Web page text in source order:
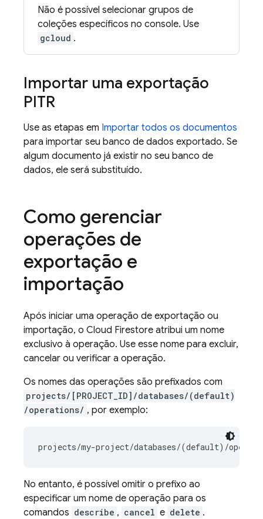
Não é possível selecionar grupos de
coleções específicos no console. Use
gcloud .
Importar uma exportação
PITR
Use as etapas em Importar todos os documentos
para importar seu banco de dados exportado. Se
algum documento já existir no seu banco de
dados, ele será substituído.
Como gerenciar
operações de
exportação e
importação
Após iniciar uma operação de exportação ou
importação, o Cloud Firestore atribui um nome
exclusivo à operação. Use esse nome para excluir,
cancelar ou verificar a operação.
Os nomes das operações são prefixados com
projects/[PROJECT_ID]/databases/(default)
/operations/ , por exemplo:
No entanto, é possível omitir o prefixo ao
especificar um nome de operação para os
comandos describe , cancel e delete .